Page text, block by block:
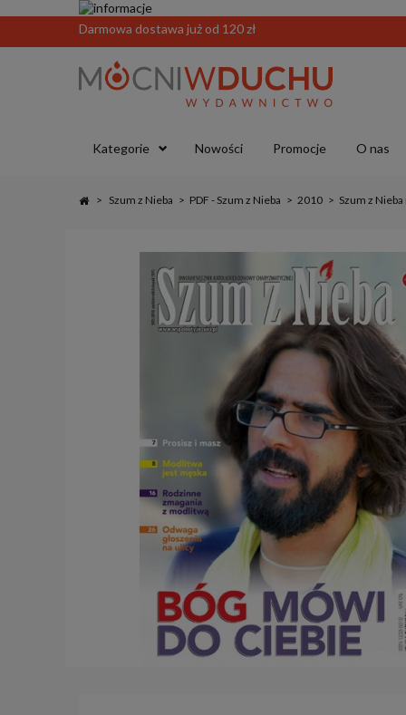
Darmowa dostawa już od 120 zł
Kategorie Nowości Promocje O nas
> Szum z Nieba > PDF - Szum z Nieba > 2010 > Szum z